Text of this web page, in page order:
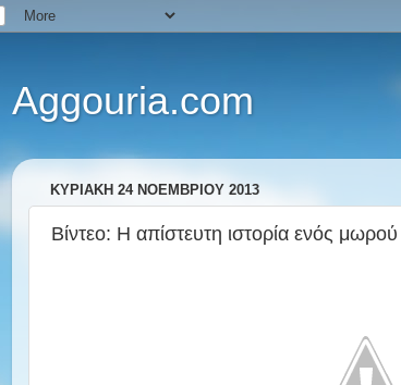
Aggouria.com
ΚΥΡΙΑΚΉ 24 ΝΟΕΜΒΡΊΟΥ 2013
Βίντεο: Η απίστευτη ιστορία ενός